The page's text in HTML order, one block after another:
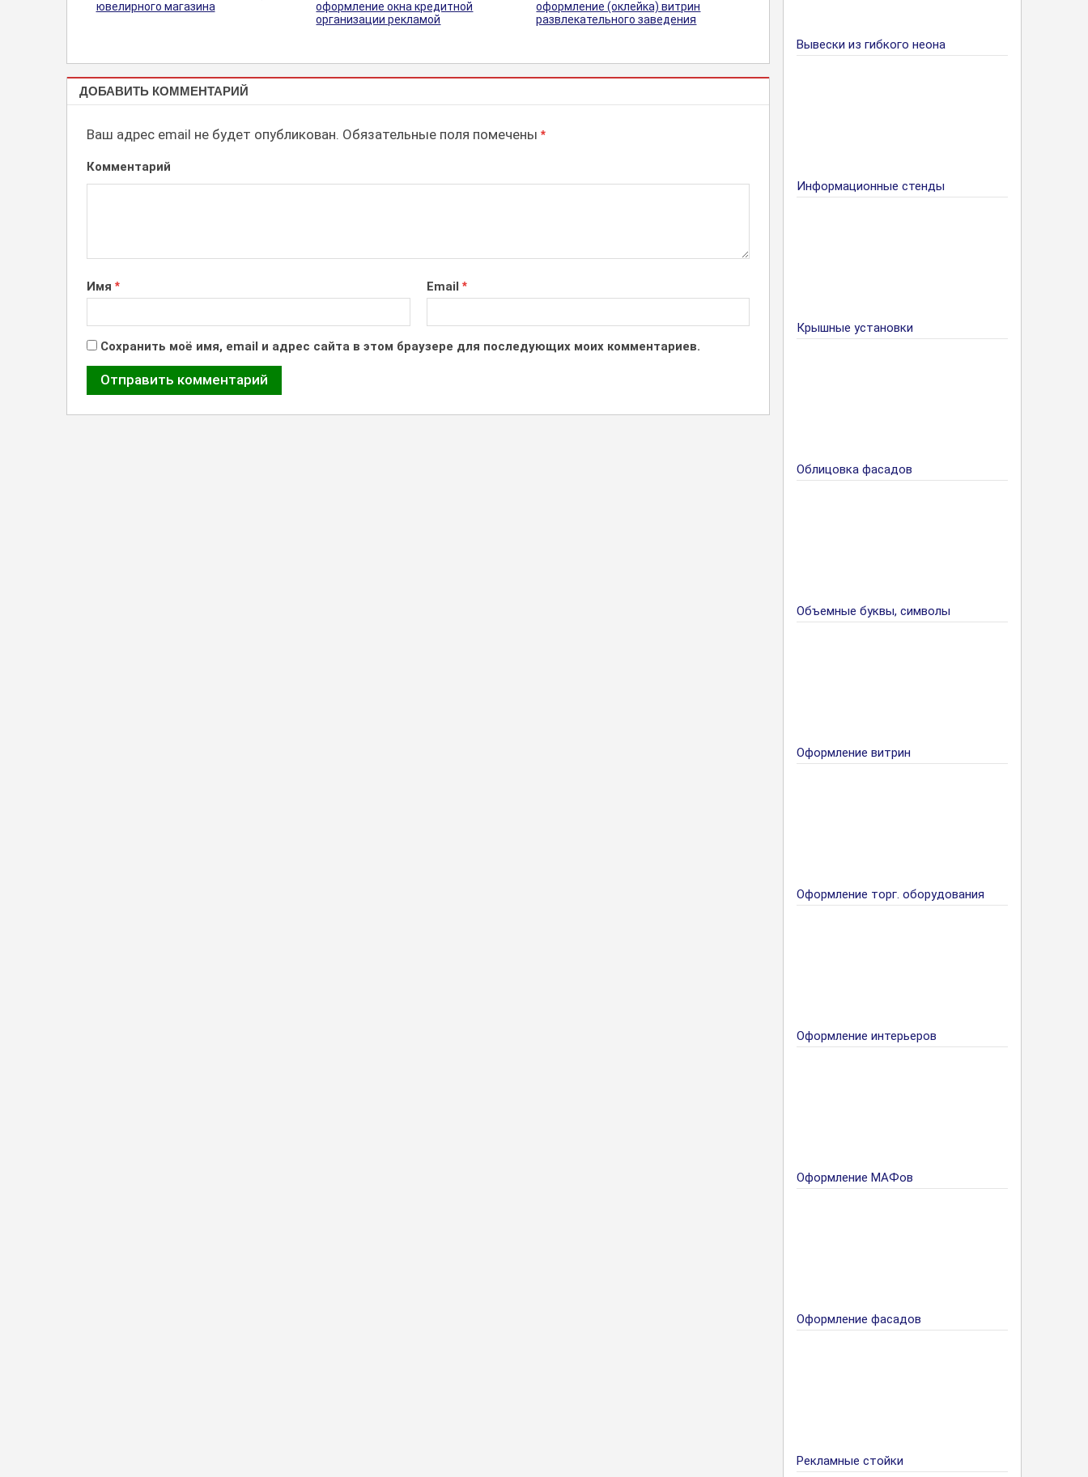
ювелирного магазина
оформление окна кредитной
организации рекламой
оформление (оклейка) витрин
развлекательного заведения
ОФОРМЛЕНИЕ,
ОКЛЕЙКА
ДОБАВИТЬ КОММЕНТАРИЙ
Ваш адрес email не будет опубликован. Обязательные поля помечены *
Комментарий
Имя * Email *
Сохранить моё имя, email и адрес сайта в этом браузере для последующих моих комментариев.
Вывески из гибкого неона
Информационные стенды
Крышные установки
Облицовка фасадов
Объемные буквы, символы
Оформление витрин
Оформление торг. оборудования
Оформление интерьеров
Оформление МАФов
Оформление фасадов
Рекламные стойки